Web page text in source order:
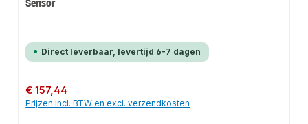
Direct leverbaar, levertijd 6-7 dagen
Normale prijs:
€ 157,44
Prijzen incl. BTW en excl. verzendkosten